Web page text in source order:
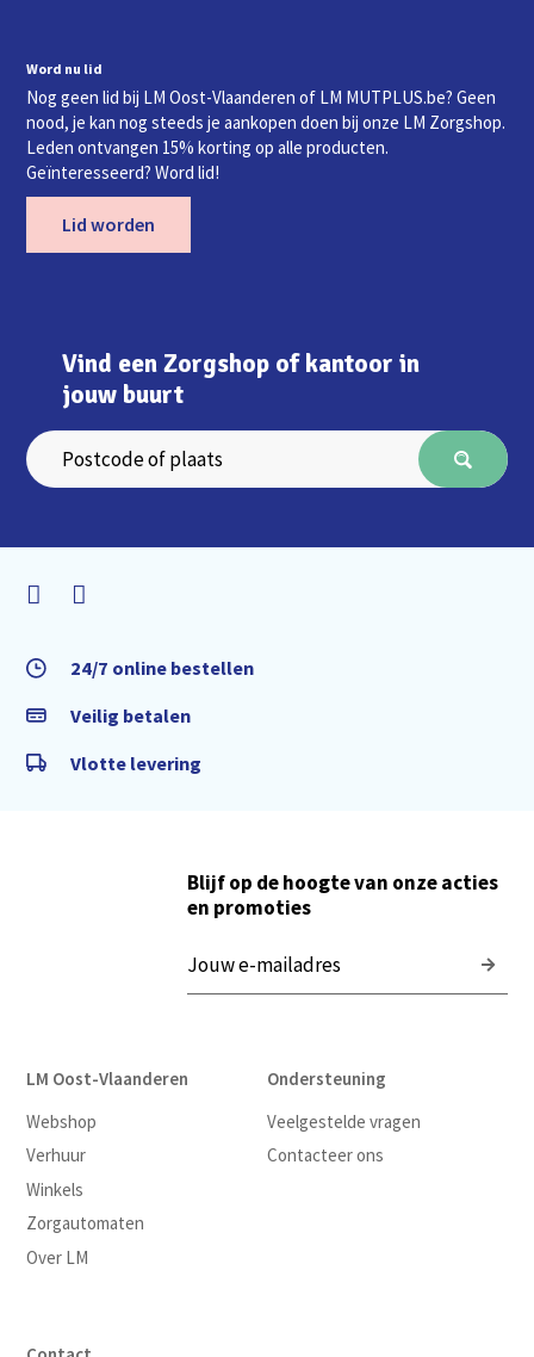
Word nu lid
Nog geen lid bij LM Oost-Vlaanderen of LM MUTPLUS.be? Geen
nood, je kan nog steeds je aankopen doen bij onze LM Zorgshop.
Leden ontvangen 15% korting op alle producten.
Geïnteresseerd? Word lid!
Lid worden
Vind een Zorgshop of kantoor in
jouw buurt
24/7 online bestellen
Veilig betalen
Vlotte levering
Blijf op de hoogte van onze acties
en promoties
LM Oost-Vlaanderen
Webshop
Verhuur
Winkels
Zorgautomaten
Over LM
Ondersteuning
Veelgestelde vragen
Contacteer ons